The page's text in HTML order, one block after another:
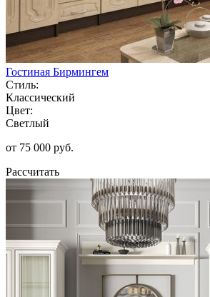
Гостиная Бирмингем
Стиль:
Классический
Цвет:
Светлый
от 75 000 руб.
Рассчитать